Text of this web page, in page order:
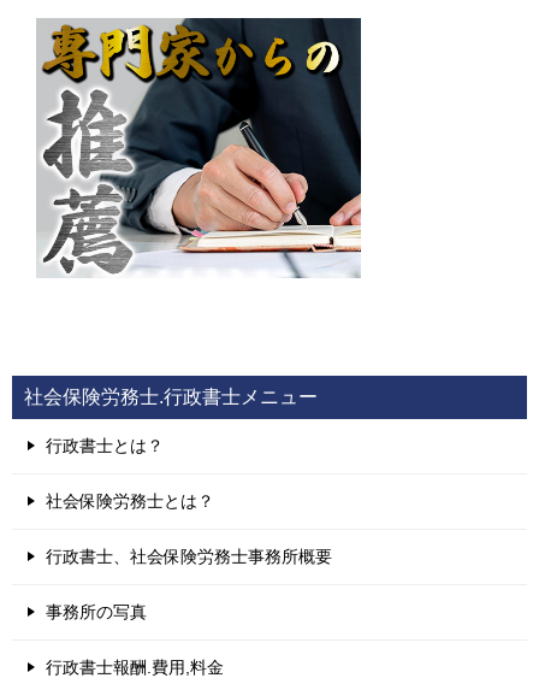
社会保険労務士.行政書士メニュー
行政書士とは？
社会保険労務士とは？
行政書士、社会保険労務士事務所概要
事務所の写真
行政書士報酬.費用,料金